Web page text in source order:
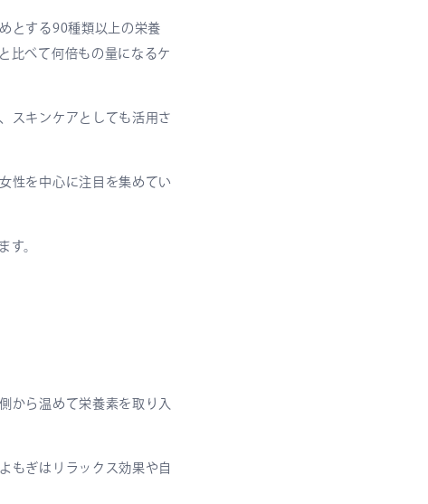
とする90種類以上の栄養
比べて何倍もの量になるケ
スキンケアとしても活用さ
性を中心に注目を集めてい
。
から温めて栄養素を取り入
もぎはリラックス効果や自